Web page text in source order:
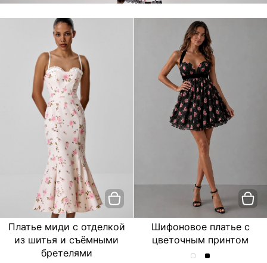
Платье миди с отделкой
из шитья и съёмными
бретелями
Шифоновое платье с
цветочным принтом
Шифоновое
Шифоновое